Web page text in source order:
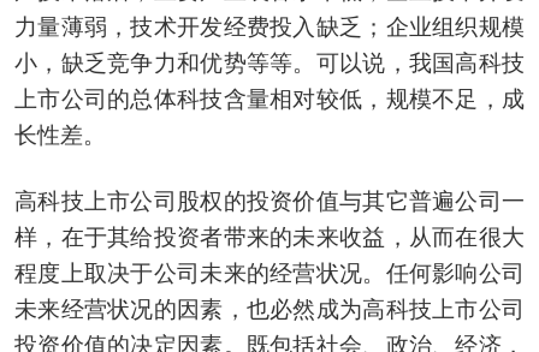
力量薄弱，技术开发经费投入缺乏；企业组织规模
小，缺乏竞争力和优势等等。可以说，我国高科技
上市公司的总体科技含量相对较低，规模不足，成
长性差。
高科技上市公司股权的投资价值与其它普遍公司一
样，在于其给投资者带来的未来收益，从而在很大
程度上取决于公司未来的经营状况。任何影响公司
未来经营状况的因素，也必然成为高科技上市公司
投资价值的决定因素。既包括社会、政治、经济，